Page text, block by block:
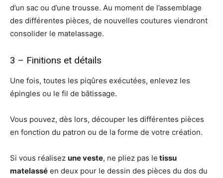
d’un sac ou d’une trousse. Au moment de l’assemblage
des différentes pièces, de nouvelles coutures viendront
consolider le matelassage.
3 – Finitions et détails
Une fois, toutes les piqûres exécutées, enlevez les
épingles ou le fil de bâtissage.
Vous pouvez, dès lors, découper les différentes pièces
en fonction du patron ou de la forme de votre création.
Si vous réalisez une veste, ne pliez pas le tissu
matelassé en deux pour le dessin des pièces du dos du